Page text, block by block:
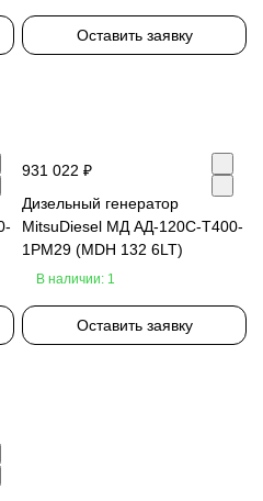
Оставить заявку
931 022 ₽
Дизельный генератор
MitsuDiesel МД АД-120С-Т400-
1РМ29 (MDH 132 6LT)
В наличии: 1
Оставить заявку